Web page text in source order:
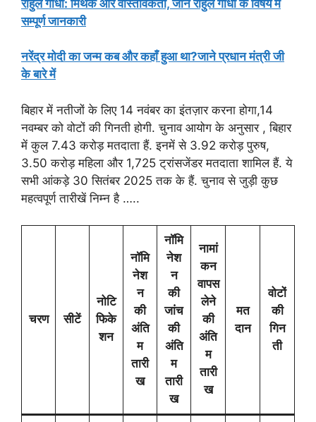
राहुल गांधी: मिथक और वास्तविकता, जाने राहुल गाँधी के विषय में
सम्पूर्ण जानकारी
नरेंद्र मोदी का जन्म कब और कहाँ हुआ था?जाने प्रधान मंत्री जी
के बारे में
बिहार में नतीजों के लिए 14 नवंबर का इंतज़ार करना होगा,14
नवम्बर को वोटों की गिनती होगी. चुनाव आयोग के अनुसार , बिहार
में कुल 7.43 करोड़ मतदाता हैं. इनमें से 3.92 करोड़ पुरुष,
3.50 करोड़ महिला और 1,725 ट्रांसजेंडर मतदाता शामिल हैं. ये
सभी आंकड़े 30 सितंबर 2025 तक के हैं. चुनाव से जुड़ी कुछ
महत्वपूर्ण तारीखें निम्न है …..
चरण सीटें
नोटि
फिके
शन
नॉमि
नेश
न
की
अंति
म
तारी
ख
नॉमि
नेश
न
की
जांच
की
अंति
म
तारी
ख
नामां
कन
वापस
लेने
की
अंति
म
तारी
ख
मत
दान
वोटों
की
गिन
ती